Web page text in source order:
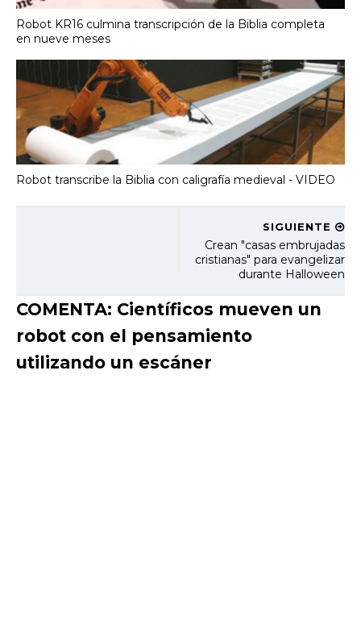
Robot KR16 culmina transcripción de la Biblia completa
en nueve meses
Robot transcribe la Biblia con caligrafía medieval - VIDEO
SIGUIENTE
Crean "casas embrujadas
cristianas" para evangelizar
durante Halloween
COMENTA: Científicos mueven un
robot con el pensamiento
utilizando un escáner